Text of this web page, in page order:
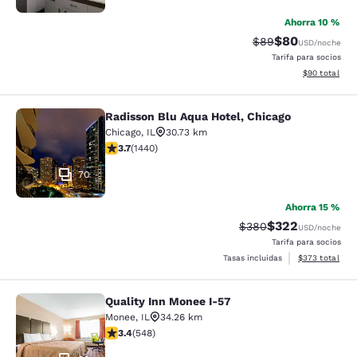
Ahorra 10 %
Tarifa tachada:
$89Tarifa
$80USD/noche
Tarifa para socios
Ver detalles
$90 total
Radisson Blu Aqua Hotel, Chicago
70
Radisson Blu Aqua Hotel, Chicago
Chicago, IL
30.73 km
Calificación de 3.67 estrellas. Bueno. 1440 reseñas
3.7(1440)
Ahorra 15 %
Tarifa tachada:
$380Tarifa reducida:
$322USD/noche
Tarifa para socios
Tasas incluidas
Ver detalles
$373 total
Quality Inn Monee I-57
Quality Inn Monee I-57
Monee, IL
34.26 km
Calificación de 3.43 estrellas. Bueno. 548 reseñas
3.4(548)